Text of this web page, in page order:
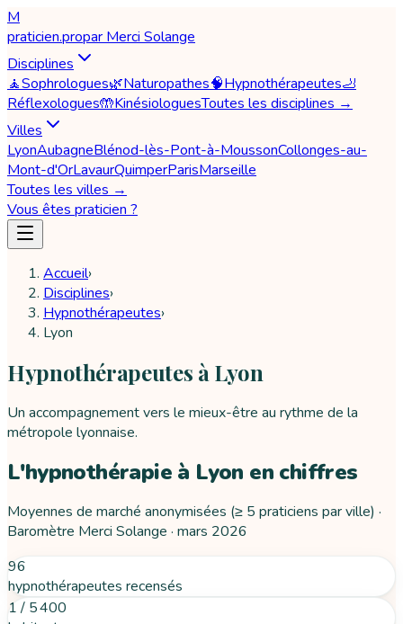
M
praticien.propar Merci Solange
Disciplines
🧘Sophrologues🌿Naturopathes🧠Hypnothérapeutes🦶
Réflexologues🤲KinésiologuesToutes les disciplines →
Villes
LyonAubagneBlénod-lès-Pont-à-MoussonCollonges-au-
Mont-d'OrLavaurQuimperParisMarseille
Toutes les villes →
Vous êtes praticien ?
Accueil›
Disciplines›
Hypnothérapeutes›
Lyon
Hypnothérapeutes à Lyon
Un accompagnement vers le mieux-être au rythme de la
métropole lyonnaise.
L'hypnothérapie à Lyon en chiffres
Moyennes de marché anonymisées (≥ 5 praticiens par ville) ·
Baromètre Merci Solange · mars 2026
96
hypnothérapeutes recensés
1 / 5 400